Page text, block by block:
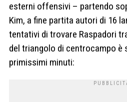
esterni offensivi – partendo
Kim, a fine partita autori di 16
tentativi di trovare Raspadori
del triangolo di centrocampo è
primissimi minuti: